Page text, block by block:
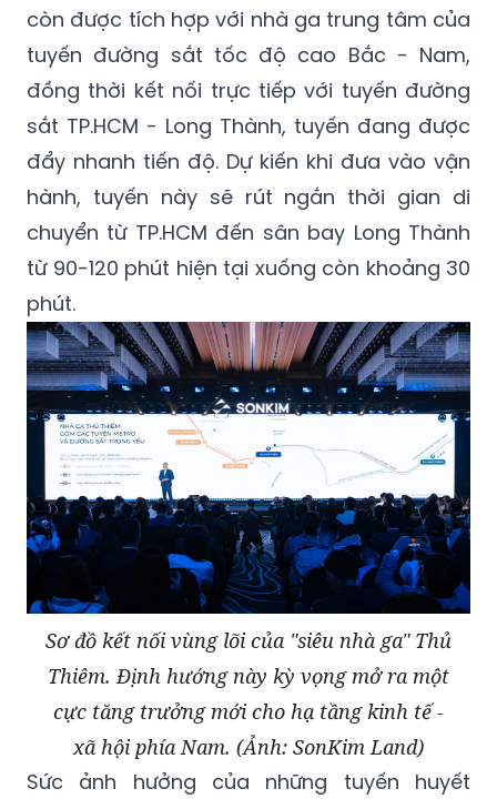
còn được tích hợp với nhà ga trung tâm của
tuyến đường sắt tốc độ cao Bắc - Nam,
đồng thời kết nối trực tiếp với tuyến đường
sắt TP.HCM - Long Thành, tuyến đang được
đẩy nhanh tiến độ. Dự kiến khi đưa vào vận
hành, tuyến này sẽ rút ngắn thời gian di
chuyển từ TP.HCM đến sân bay Long Thành
từ 90-120 phút hiện tại xuống còn khoảng 30
phút.
Sơ đồ kết nối vùng lõi của "siêu nhà ga" Thủ
Thiêm. Định hướng này kỳ vọng mở ra một
cực tăng trưởng mới cho hạ tầng kinh tế -
xã hội phía Nam. (Ảnh: SonKim Land)
Sức ảnh hưởng của những tuyến huyết